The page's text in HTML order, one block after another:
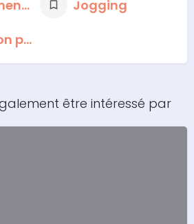
Renforcement musculaire
Jogging
Préparation physique
être intéressé par